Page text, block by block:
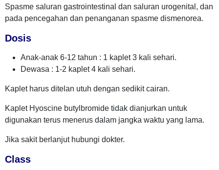
Spasme saluran gastrointestinal dan saluran urogenital, dan
pada pencegahan dan penanganan spasme dismenorea.
Dosis
Anak-anak 6-12 tahun : 1 kaplet 3 kali sehari.
Dewasa : 1-2 kaplet 4 kali sehari.
Kaplet harus ditelan utuh dengan sedikit cairan.
Kaplet Hyoscine butylbromide tidak dianjurkan untuk
digunakan terus menerus dalam jangka waktu yang lama.
Jika sakit berlanjut hubungi dokter.
Class